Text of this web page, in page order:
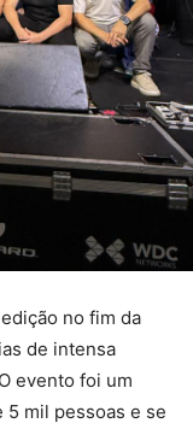
no fim da
de intensa
evento foi um
mil pessoas e se